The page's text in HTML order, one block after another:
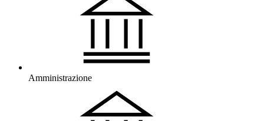
Amministrazione